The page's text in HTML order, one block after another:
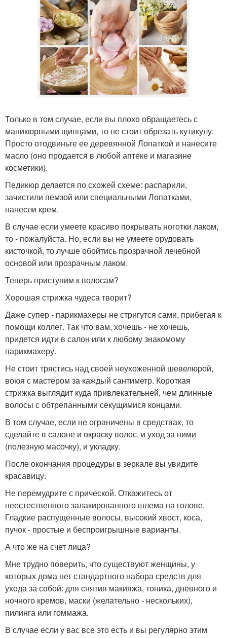
Только в том случае, если вы плохо обращаетесь с
маникюрными щипцами, то не стоит обрезать кутикулу.
Просто отодвиньте ее деревянной Лопаткой и нанесите
масло (оно продается в любой аптеке и магазине
косметики).
Педикюр делается по схожей схеме: распарили,
зачистили пемзой или специальными Лопатками,
нанесли крем.
В случае если умеете красиво покрывать ноготки лаком,
то - пожалуйста. Но, если вы не умеете орудовать
кисточкой, то лучше обойтись прозрачной лечебной
основой или прозрачным лаком.
Теперь приступим к волосам?
Хорошая стрижка чудеса творит?
Даже супер - парикмахеры не стригутся сами, прибегая к
помощи коллег. Так что вам, хочешь - не хочешь,
придется идти в салон или к любому знакомому
парикмахеру.
Не стоит трястись над своей неухоженной шевелюрой,
воюя с мастером за каждый сантиметр. Короткая
стрижка выглядит куда привлекательней, чем длинные
волосы с обтрепанными секущимися концами.
В том случае, если не ограничены в средствах, то
сделайте в салоне и окраску волос, и уход за ними
(полезную масочку), и укладку.
После окончания процедуры в зеркале вы увидите
красавицу.
Не перемудрите с прической. Откажитесь от
неестественного залакированного шлема на голове.
Гладкие распущенные волосы, высокий хвост, коса,
пучок - простые и беспроигрышные варианты.
А что же на счет лица?
Мне трудно поверить, что существуют женщины, у
которых дома нет стандартного набора средств для
ухода за собой: для снятия макияжа, тоника, дневного и
ночного кремов, маски (желательно - нескольких),
пилинга или гоммажа.
В случае если у вас все это есть и вы регулярно этим